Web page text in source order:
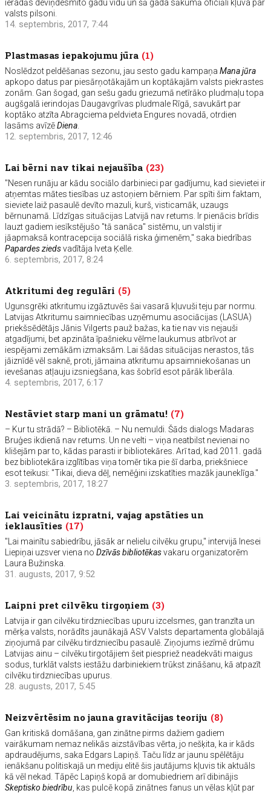
ieradās deviņdesmito gadu vidū un šā gada sākumā oficiāli kļuva par
valsts pilsoni.
14. septembris, 2017, 7:44
Plastmasas iepakojumu jūra (1)
Noslēdzot peldēšanas sezonu, jau sesto gadu kampaņaMana jūra
apkopo datus par piesārņotākajām un koptākajām valsts piekrastes
zonām. Gan šogad, gan sešu gadu griezumā netīrāko pludmaļu topa
augšgalā ierindojas Daugavgrīvas pludmale Rīgā, savukārt par
koptāko atzīta Abragciema peldvieta Engures novadā, otrdien
lasāms avīzēDiena
12. septembris, 2017, 12:46
Lai bērni nav tikai nejaušība (23)
"Nesen runāju ar kādu sociālo darbinieci par gadījumu, kad sievietei ir
atņemtas mātes tiesības uz astoņiem bērniem. Par spīti šim faktam,
sieviete laiž pasaulē devīto mazuli, kurš, visticamāk, uzaugs
bērnunamā. Līdzīgas situācijas Latvijā nav retums. Ir pienācis brīdis
lauzt gadiem iesīkstējušo "tā sanāca" sistēmu, un valstij ir
jāapmaksā kontracepcija sociālā riska ģimenēm," saka biedrības
Papardes ziedsvadītāja Iveta Ķelle.
6. septembris, 2017, 8:24
Atkritumi deg regulāri (5)
Ugunsgrēki atkritumu izgāztuvēs šai vasarā kļuvuši teju par normu.
Latvijas Atkritumu saimniecības uzņēmumu asociācijas (LASUA)
priekšsēdētājs Jānis Vilgerts pauž bažas, ka tie nav vis nejauši
atgadījumi, bet apzināta īpašnieku vēlme laukumus atbrīvot ar
iespējami zemākām izmaksām. Lai šādas situācijas nerastos, tās
jāiznīdē vēl saknē, proti, jāmaina atkritumu apsaimniekošanas un
ievešanas atļauju izsniegšana, kas šobrīd esot pārāk liberāla.
4. septembris, 2017, 6:17
Nestāviet starp mani un grāmatu! (7)
– Kur tu strādā? – Bibliotēkā. – Nu nemuldi. Šāds dialogs Madaras
Bruģes ikdienā nav retums. Un ne velti – viņa neatbilst nevienai no
klišejām par to, kādas parasti ir bibliotekāres. Arī tad, kad 2011. gadā
bez bibliotekāra izglītības viņa tomēr tika pie šī darba, priekšniece
esot teikusi: "Tikai, dieva dēļ, nemēģini izskatīties mazāk jauneklīga."
3. septembris, 2017, 18:27
Lai veicinātu izpratni, vajag apstāties un
ieklausīties (17)
"Lai mainītu sabiedrību, jāsāk ar nelielu cilvēku grupu," intervijā Inesei
Liepiņai uzsver viena noDzīvās bibliotēkasvakaru organizatorēm
Laura Bužinska.
31. augusts, 2017, 9:52
Laipni pret cilvēku tirgoņiem (3)
Latvija ir gan cilvēku tirdzniecības upuru izcelsmes, gan tranzīta un
mērķa valsts, norādīts jaunākajā ASV Valsts departamenta globālajā
ziņojumā par cilvēku tirdzniecību pasaulē. Ziņojums iezīmē drūmu
Latvijas ainu – cilvēku tirgotājiem šeit piespriež neadekvāti maigus
sodus, turklāt valsts iestāžu darbiniekiem trūkst zināšanu, kā atpazīt
cilvēku tirdzniecības upurus.
28. augusts, 2017, 5:45
Neizvērtēsim no jauna gravitācijas teoriju (8)
Gan kritiskā domāšana, gan zinātne pirms dažiem gadiem
vairākumam nemaz nelikās aizstāvības vērta, jo nešķita, ka ir kāds
apdraudējums, saka Edgars Lapiņš. Taču līdz ar jaunu spēlētāju
ienākšanu politiskajā un mediju elitē šis jautājums kļuvis tik aktuāls
kā vēl nekad. Tāpēc Lapiņš kopā ar domubiedriem arī dibinājis
Skeptisko biedrību , kas pulcē kopā zinātnes fanus un vēlas kļūt par